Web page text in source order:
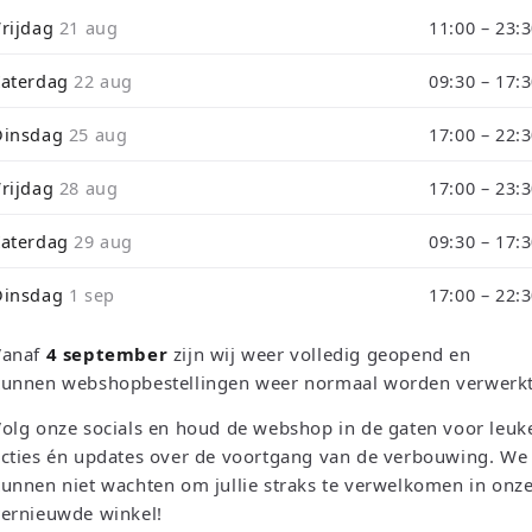
i
n
tijdens ons verbouwing10% Korting op Games en Consoles :
September 3 will be shipped on September 4 due to our
21 aug 11:00 –
22 aug 09:30 –
25 aug 17:00 –
28 aug 17:00 –
29 aug 09:30 –
1 sep 17:00 –
4 september zijn wij weer volledig geopend en
webshopbestellingen weer normaal worden
onze socials en houd de webshop in de gaten voor
én updates over de voortgang van de verbouwing. We
niet wachten om jullie straks te verwelkomen in onze
winkel!